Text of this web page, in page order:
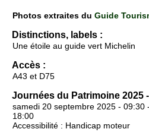
Photos extraites du Guide
Distinctions, labels :
Une étoile au guide vert Michelin
Accès :
A43 et D75
Journées du Patrimoine 2025
samedi 20 septembre 2025 -
18:00
Accessibilité : Handicap moteur